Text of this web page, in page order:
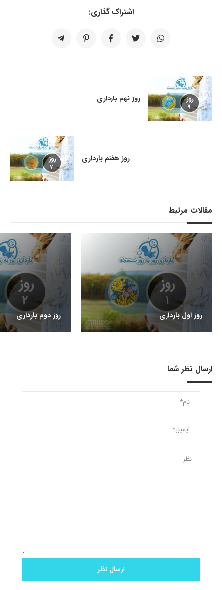
اشتراک گذاری:
روز نهم بارداری
روز هفتم بارداری
مقالات مرتبط
روز اول بارداری روز دوم بارداری
ارسال نظر شما